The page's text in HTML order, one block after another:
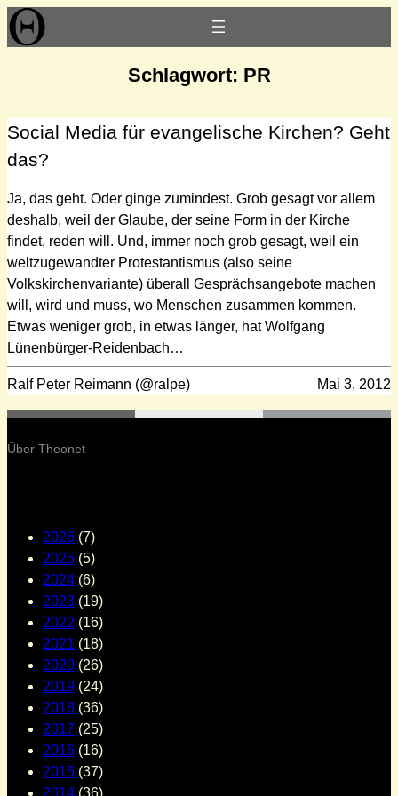
Zum
Inhalt
Schlagwort: PR
Social Media für evangelische Kirchen? Geht
das?
Ja, das geht. Oder ginge zumindest. Grob gesagt vor allem
deshalb, weil der Glaube, der seine Form in der Kirche
findet, reden will. Und, immer noch grob gesagt, weil ein
weltzugewandter Protestantismus (also seine
Volkskirchenvariante) überall Gesprächsangebote machen
will, wird und muss, wo Menschen zusammen kommen.
Etwas weniger grob, in etwas länger, hat Wolfgang
Lünenbürger-Reidenbach…
Ralf Peter Reimann (@ralpe) Mai 3, 2012
Über Theonet
–
2026 (7)
2025 (5)
2024 (6)
2023 (19)
2022 (16)
2021 (18)
2020 (26)
2019 (24)
2018 (36)
2017 (25)
2016 (16)
2015 (37)